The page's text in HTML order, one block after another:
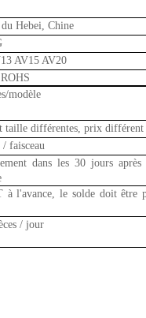
Hebei, Chine
AV15 AV20
modèle
taille différentes, prix différent
/ faisceau
dans les 30 jours après
à l'avance, le solde doit être
/ jour